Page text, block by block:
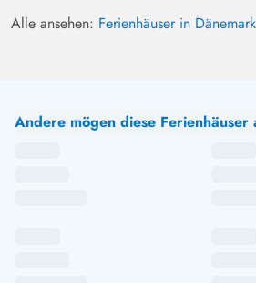
Alle ansehen: Ferienhäuser in Dänemark
Andere mögen diese Ferienhäuser